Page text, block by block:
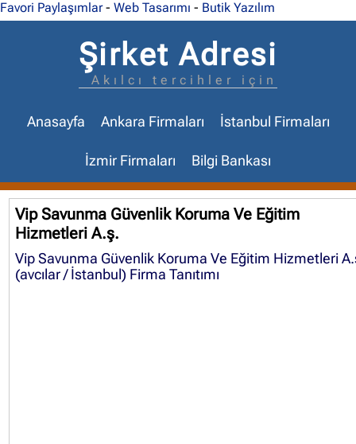
Favori Paylaşımlar- Web Tasarımı - Butik Yazılım
Şirket Adresi
Akılcı tercihler için
Anasayfa Ankara Firmaları İstanbul Firmaları
İzmir Firmaları Bilgi Bankası
Vip Savunma Güvenlik Koruma Ve Eğitim
Hizmetleri A.ş.
Vip Savunma Güvenlik Koruma Ve Eğitim Hizmetleri
(avcılar / İstanbul) Firma Tanıtımı